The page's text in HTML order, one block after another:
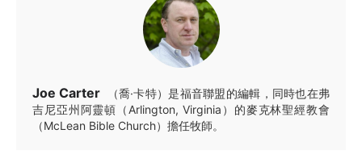
Joe Carter
（喬·卡特）是福音聯盟的編輯，同時也在弗
吉尼亞州阿靈頓（Arlington, Virginia）的麥克林聖經教會
（McLean Bible Church）擔任牧師。